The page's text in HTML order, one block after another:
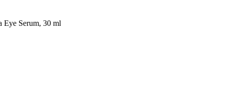
Serum, 30 ml